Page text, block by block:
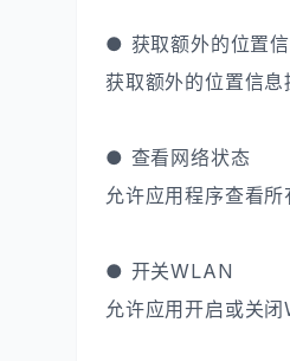
● 获取额外的位置
获取额外的位置信
● 查看网络状态
允许应用程序查看所
● 开关WLAN
允许应用开启或关